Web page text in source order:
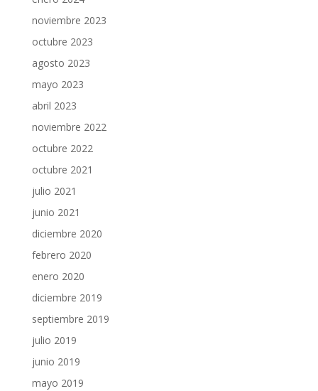
noviembre 2023
octubre 2023
agosto 2023
mayo 2023
abril 2023
noviembre 2022
octubre 2022
octubre 2021
julio 2021
junio 2021
diciembre 2020
febrero 2020
enero 2020
diciembre 2019
septiembre 2019
julio 2019
junio 2019
mayo 2019